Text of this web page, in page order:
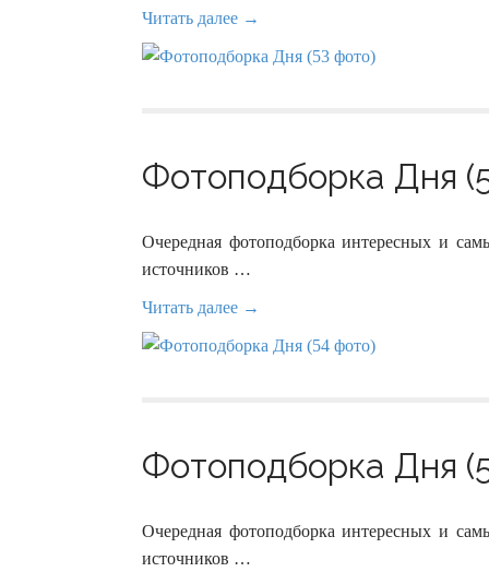
Читать далее →
Фотоподборка Дня
Очередная фотоподборка интересных и
источников …
Читать далее →
Фотоподборка Дня
Очередная фотоподборка интересных и
источников …